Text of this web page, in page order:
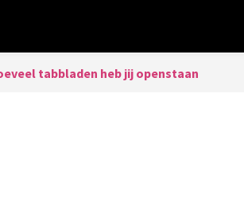
tabbladen heb jij openstaan